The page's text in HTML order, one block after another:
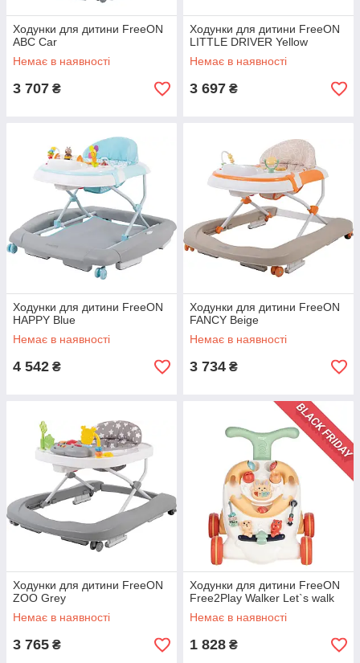
Ходунки для дитини FreeON
ABC Car
Немає в наявності
3 707 ₴
Ходунки для дитини FreeON
LITTLE DRIVER Yellow
Немає в наявності
3 697 ₴
Ходунки для дитини FreeON
HAPPY Blue
Немає в наявності
4 542 ₴
Ходунки для дитини FreeON
FANCY Beige
Немає в наявності
3 734 ₴
Ходунки для дитини FreeON
ZOO Grey
Немає в наявності
3 765 ₴
Ходунки для дитини FreeON
Free2Play Walker Let`s walk
Немає в наявності
1 828 ₴